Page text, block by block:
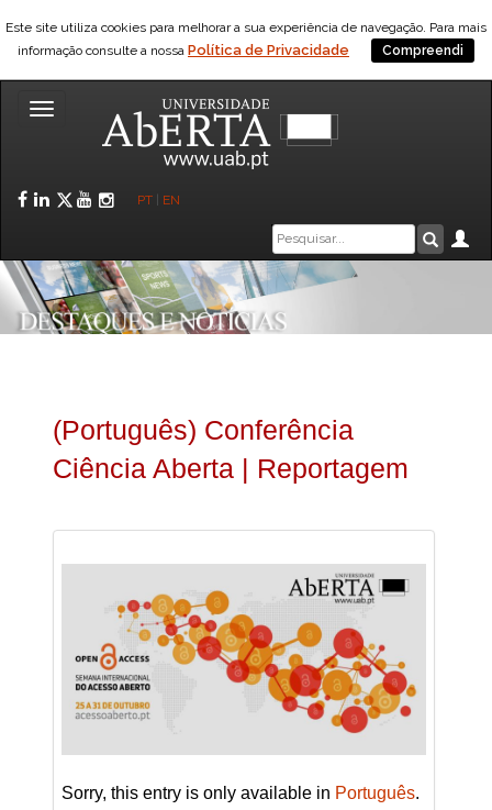
Este site utiliza cookies para melhorar a sua experiência de navegação. Para mais
informação consulte a nossa Política de Privacidade Compreendi
Toggle
Facebook
LinkedIn
Twitter
YouTube
Instagram
PT EN
Caixa
de
pesquisa
(Português) Conferência
Ciência Aberta | Reportagem
Sorry, this entry is only available in Português.